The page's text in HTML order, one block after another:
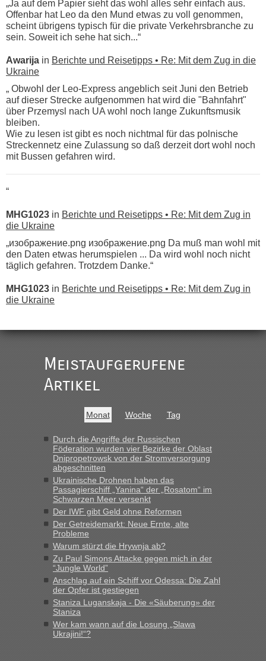
„Ja auf dem Papier sieht das wohl alles sehr einfach aus.
Offenbar hat Leo da den Mund etwas zu voll genommen,
scheint übrigens typisch für die private Verkehrsbranche zu
sein. Soweit ich sehe hat sich...“
Awarija in Berichte und Reisetipps • Re: Mit dem Zug in die
Ukraine
„ Obwohl der Leo-Express angeblich seit Juni den Betrieb
auf dieser Strecke aufgenommen hat wird die "Bahnfahrt"
über Przemysl nach UA wohl noch lange Zukunftsmusik
bleiben.
Wie zu lesen ist gibt es noch nichtmal für das polnische
Streckennetz eine Zulassung so daß derzeit dort wohl noch
mit Bussen gefahren wird.
“
MHG1023 in Berichte und Reisetipps • Re: Mit dem Zug in
die Ukraine
„изображение.png изображение.png Da muß man wohl mit
den Daten etwas herumspielen ... Da wird wohl noch nicht
täglich gefahren. Trotzdem Danke.“
MHG1023 in Berichte und Reisetipps • Re: Mit dem Zug in
die Ukraine
Ist korrekt, aber ich finde man hätte trotzdem im Text gleich
darauf hinweisen können.
War aber nicht "böse" gemeint ...
buchbar - warum auch immer ...
Hab´s versucht - bekomme aber immer angezeigt "auf dieser
Strecke fahren wir nicht"
inBerichte und Reisetipps • Re: Mit dem Zug in
die Ukraine
„Man sollte aber explizit dazu schreiben, daß es ein Zug von
LeoExpress ist - und nur auf deren Webseite kann man die
Fahrkarten kaufen. Zumindest ist es die erste Umsteigefreie
Verbindung von Deutschland...“
Recht, Visa und Dokumente • Re: Deklaration
gebrauchter Kleidung beim Zoll
„Vielen Dank, mit einem Briefchen meiner Frau im Gepäck
gab es keine Probleme“
Meistaufgerufene
Artikel
Monat Woche Tag
Durch die Angriffe der Russischen
Föderation wurden vier Bezirke der Oblast
Dnipropetrowsk von der Stromversorgung
abgeschnitten
Ukrainische Drohnen haben das
Passagierschiff „Yanina“ der „Rosatom“ im
Schwarzen Meer versenkt
Der IWF gibt Geld ohne Reformen
Der Getreidemarkt: Neue Ernte, alte
Probleme
Warum stürzt die Hrywnja ab?
Zu Paul Simons Attacke gegen mich in der
“Jungle World”
Anschlag auf ein Schiff vor Odessa: Die Zahl
der Opfer ist gestiegen
Staniza Luganskaja - Die «Säuberung» der
Staniza
Wer kam wann auf die Losung „Slawa
Ukrajini!“?